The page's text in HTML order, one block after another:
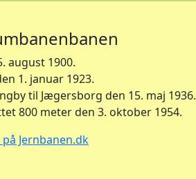
august 1900.
1. januar 1923.
til Jægersborg den 15. maj 1936.
800 meter den 3. oktober 1954.
Jernbanen.dk